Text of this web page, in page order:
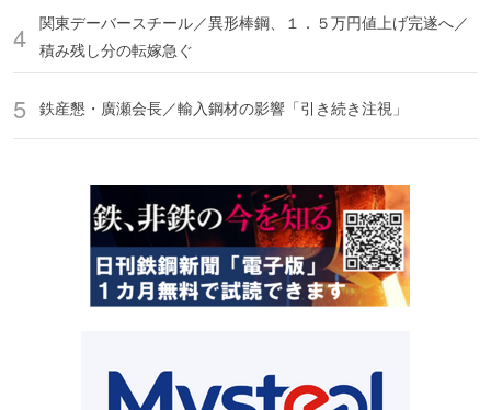
関東デーバースチール／異形棒鋼、１．５万円値上げ完遂へ／
積み残し分の転嫁急ぐ
鉄産懇・廣瀬会長／輸入鋼材の影響「引き続き注視」